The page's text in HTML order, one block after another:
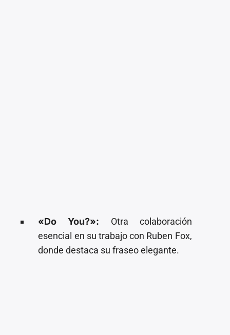
«Do You?»: Otra colaboración
esencial en su trabajo con Ruben Fox,
donde destaca su fraseo elegante.